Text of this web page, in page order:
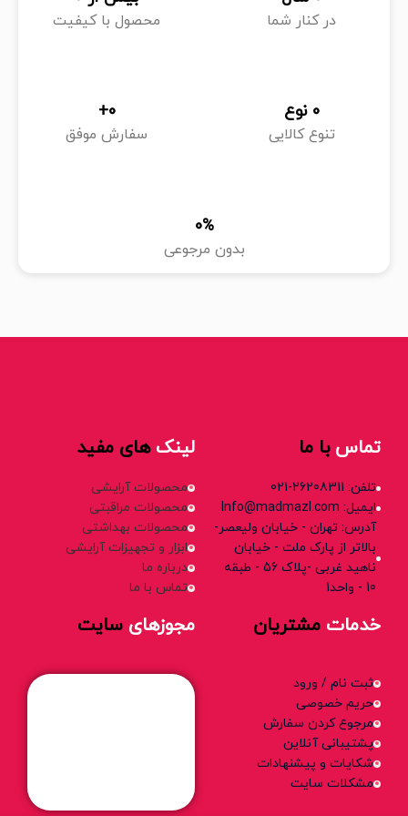
در کنار شما محصول با کیفیت
تنوع کالایی
0 نوع
سفارش موفق
0
+
بدون مرجوعی
%
0
تماسبا ما
تلفن: 26208311-021
ایمیل: Info@madmazl.com
آدرس: تهران - خیابان ولیعصر-
بالاتر از پارک ملت - خیابان
ناهید غربی -پلاک 56 - طبقه
10 - واحد1
لینک های مفید
محصولات آرایشی
محصولات مراقبتی
محصولات بهداشتی
ابزار و تجهیزات آرایشی
درباره ما
تماس با ما
خدمات مشتریان
ثبت نام / ورود
حریم خصوصی
مرجوع کردن سفارش
پشتیبانی آنلاین
شکایات و پیشنهادات
مشکلات سایت
مجوزهای سایت